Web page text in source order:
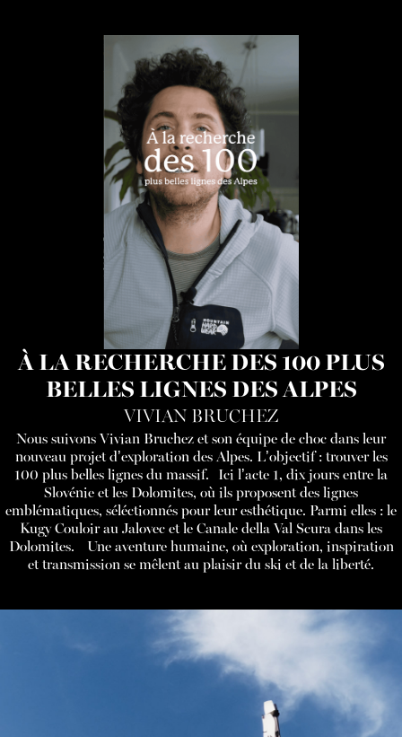
À LA RECHERCHE DES 100 PLUS
BELLES LIGNES DES ALPES
VIVIAN BRUCHEZ
Nous suivons Vivian Bruchez et son équipe de choc dans leur
nouveau projet d’exploration des Alpes. L’objectif : trouver les
100 plus belles lignes du massif. Ici l’acte 1, dix jours entre la
Slovénie et les Dolomites, où ils proposent des lignes
emblématiques, séléctionnés pour leur esthétique. Parmi elles : le
Kugy Couloir au Jalovec et le Canale della Val Scura dans les
Dolomites. Une aventure humaine, où exploration, inspiration
et transmission se mêlent au plaisir du ski et de la liberté.